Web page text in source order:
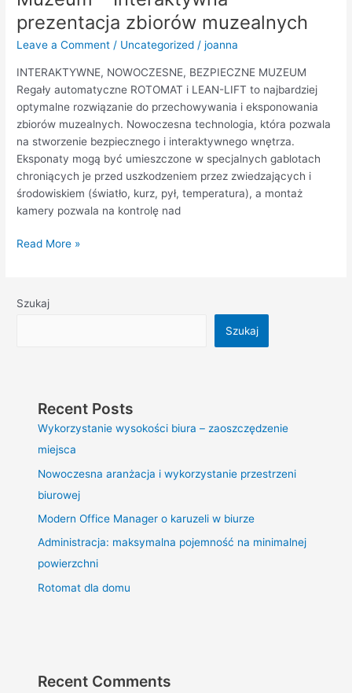
prezentacja zbiorów muzealnych
Leave a Comment / Uncategorized /joanna
INTERAKTYWNE, NOWOCZESNE, BEZPIECZNE MUZEUM
Regały automatyczne ROTOMAT i LEAN-LIFT to najbardziej
optymalne rozwiązanie do przechowywania i eksponowania
zbiorów muzealnych. Nowoczesna technologia, która pozwala
na stworzenie bezpiecznego i interaktywnego wnętrza.
Eksponaty mogą być umieszczone w specjalnych gablotach
chroniących je przed uszkodzeniem przez zwiedzających i
środowiskiem (światło, kurz, pył, temperatura), a montaż
kamery pozwala na kontrolę nad
Interaktywna
prezentacja
Read More »
Szukaj
Szukaj
Recent Posts
Wykorzystanie wysokości biura – zaoszczędzenie
miejsca
Nowoczesna aranżacja i wykorzystanie przestrzeni
biurowej
Modern Office Manager o karuzeli w biurze
Administracja: maksymalna pojemność na minimalnej
powierzchni
Rotomat dla domu
Recent Comments